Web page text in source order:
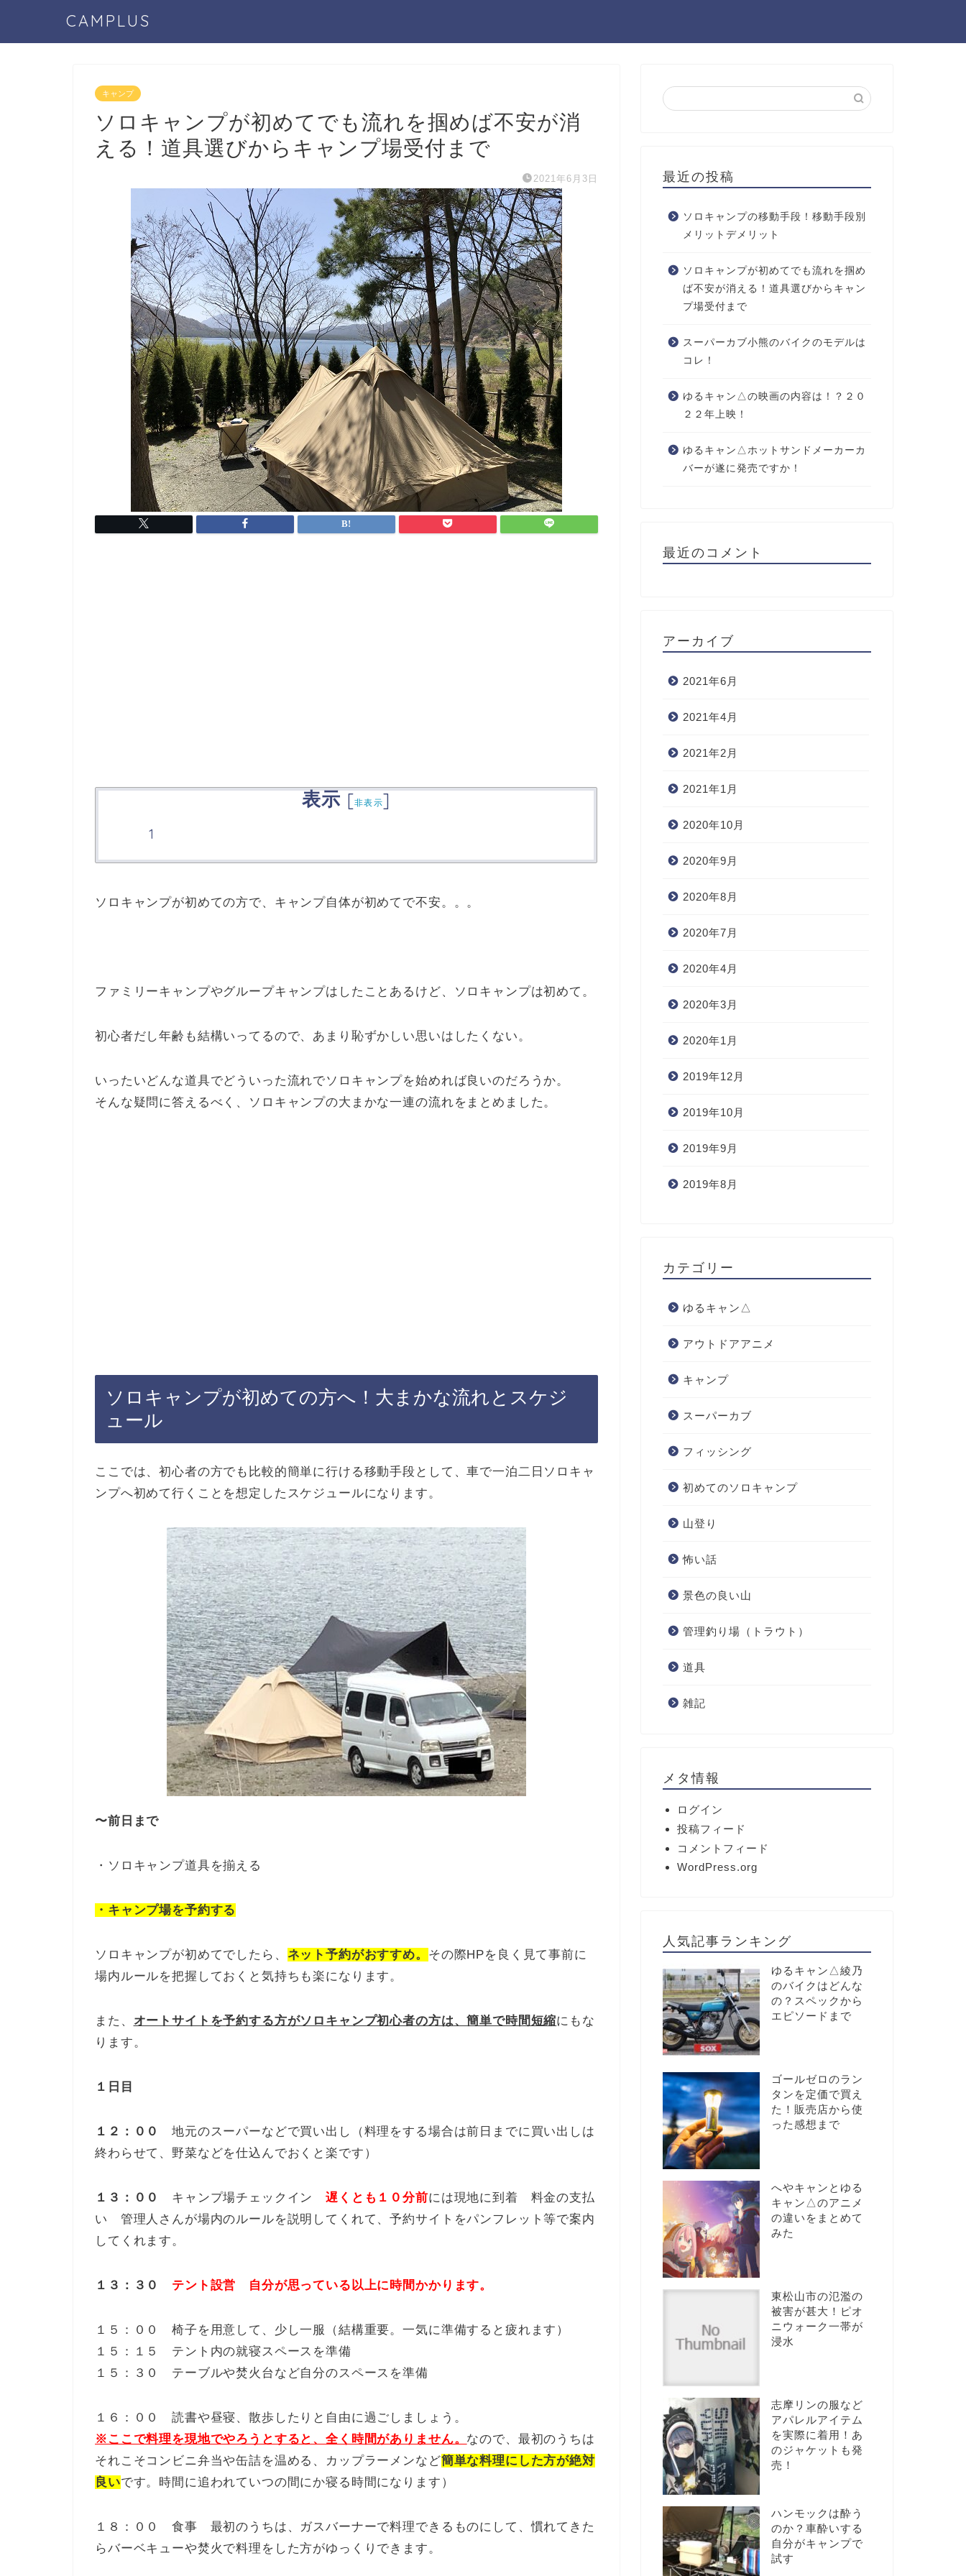
CAMPLUS
キャンプ
ソロキャンプが初めてでも流れを掴めば不安が消
える！道具選びからキャンプ場受付まで
2021年6月3日
表示 [非表示]
ソロキャンプが初めての方で、キャンプ自体が初めてで不安。。。
ファミリーキャンプやグループキャンプはしたことあるけど、ソロキャンプは初めて。
初心者だし年齢も結構いってるので、あまり恥ずかしい思いはしたくない。
いったいどんな道具でどういった流れでソロキャンプを始めれば良いのだろうか。
そんな疑問に答えるべく、ソロキャンプの大まかな一連の流れをまとめました。
ソロキャンプが初めての方へ！大まかな流れとスケジ
ュール
ここでは、初心者の方でも比較的簡単に行ける移動手段として、車で一泊二日ソロキャ
ンプへ初めて行くことを想定したスケジュールになります。
〜前日まで
・ソロキャンプ道具を揃える
・キャンプ場を予約する
ソロキャンプが初めてでしたら、 ネット予約がおすすめ。 その際HPを良く見て事前に
場内ルールを把握しておくと気持ちも楽になります。
また、 オートサイトを予約する方がソロキャンプ初心者の方は、簡単で時間短縮にもな
ります。
１日目
１２：００
地元のスーパーなどで買い出し（料理をする場合は前日までに買い出しは
終わらせて、野菜などを仕込んでおくと楽です）
１３：００ キャンプ場チェックイン遅くとも１０分前には現地に到着 料金の支払
い 管理人さんが場内のルールを説明してくれて、予約サイトをパンフレット等で案内
してくれます。
１３：３０ テント設営 自分が思っている以上に時間かかります。
１５：００ 椅子を用意して、少し一服（結構重要。一気に準備すると疲れます）
１５：１５ テント内の就寝スペースを準備
１５：３０ テーブルや焚火台など自分のスペースを準備
１６：００ 読書や昼寝、散歩したりと自由に過ごしましょう。
※ここで料理を現地でやろうとすると、全く時間がありません。 なので、最初のうちは
それこそコンビニ弁当や缶詰を温める、カップラーメンなど簡単な料理にした方が絶対
良いです。時間に追われていつの間にか寝る時間になります）
１８：００ 食事 最初のうちは、ガスバーナーで料理できるものにして、慣れてきた
らバーベキューや焚火で料理をした方がゆっくりできます。
最近の投稿
ソロキャンプの移動手段！移動手段別
メリットデメリット
ソロキャンプが初めてでも流れを掴め
ば不安が消える！道具選びからキャン
プ場受付まで
スーパーカブ小熊のバイクのモデルは
コレ！
ゆるキャン△の映画の内容は！？２０
２２年上映！
ゆるキャン△ホットサンドメーカーカ
バーが遂に発売ですか！
最近のコメント
アーカイブ
2021年6月
2021年4月
2021年2月
2021年1月
2020年10月
2020年9月
2020年8月
2020年7月
2020年4月
2020年3月
2020年1月
2019年12月
2019年10月
2019年9月
2019年8月
カテゴリー
ゆるキャン△
アウトドアアニメ
キャンプ
スーパーカブ
フィッシング
初めてのソロキャンプ
山登り
怖い話
景色の良い山
管理釣り場（トラウト）
道具
雑記
メタ情報
ログイン
投稿フィード
コメントフィード
WordPress.org
人気記事ランキング
ゆるキャン△綾乃
のバイクはどんな
の？スペックから
エピソードまで
ゴールゼロのラン
タンを定価で買え
た！販売店から使
った感想まで
へやキャンとゆる
キャン△のアニメ
の違いをまとめて
みた
東松山市の氾濫の
被害が甚大！ピオ
ニウォーク一帯が
浸水
志摩リンの服など
アパレルアイテム
を実際に着用！あ
のジャケットも発
売！
ハンモックは酔う
のか？車酔いする
自分がキャンプで
試す